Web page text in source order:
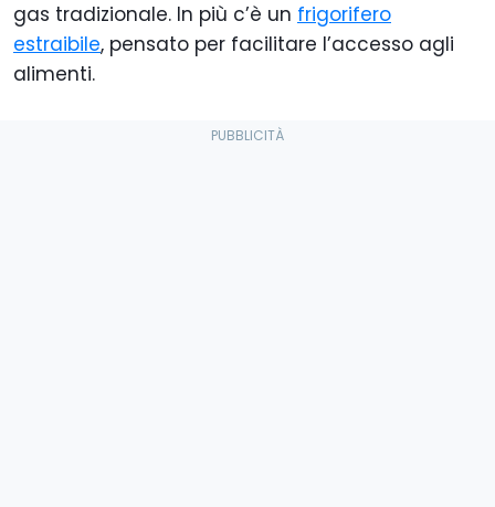
gas tradizionale. In più c’è un frigorifero
estraibile, pensato per facilitare l’accesso agli
alimenti.